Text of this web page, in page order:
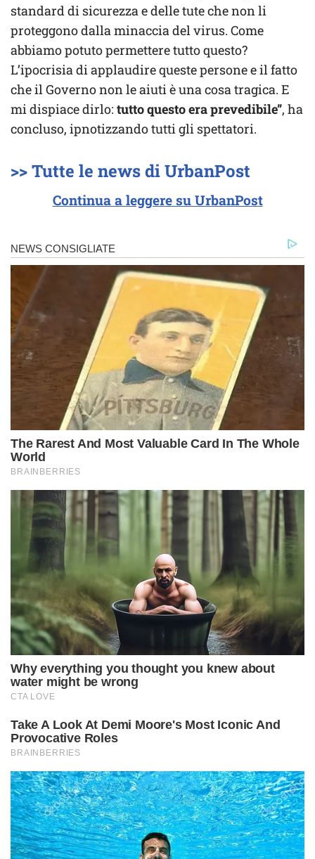
standard di sicurezza e delle tute che non li
proteggono dalla minaccia del virus. Come
abbiamo potuto permettere tutto questo?
L’ipocrisia di applaudire queste persone e il fatto
che il Governo non le aiuti è una cosa tragica. E
mi dispiace dirlo: tutto questo era prevedibile”, ha
concluso, ipnotizzando tutti gli spettatori.
>> Tutte le news di UrbanPost
Continua a leggere su UrbanPost